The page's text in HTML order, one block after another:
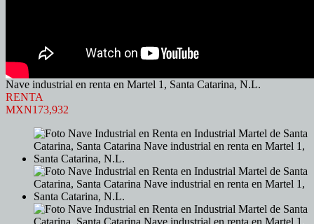
Nave industrial en renta en Martel 1, Santa Catarina, N.L.
RENTA
MXN173,932